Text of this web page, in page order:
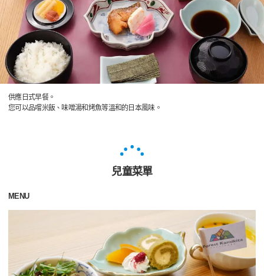
供應日式早餐。
您可以品嚐米飯、味噌湯和烤魚等溫和的日本風味。
兒童菜單
MENU